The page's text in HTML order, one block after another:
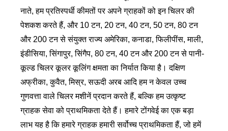
नाते, हम प्रतिस्पर्धी कीमतों पर अपने ग्राहकों को इन चिलर की
पेशकश करते हैं, और 10 टन, 20 टन, 40 टन, 50 टन, 80 टन
और 200 टन से संयुक्त राज्य अमेरिका, कनाडा, फिलीपींस, माली,
इंडीसिया, सिंगापुर, सिंगैप, 80 टन, 40 टन और 200 टन से पानी-
कूल्ड चिलर कूलर कूलिंग क्षमता का निर्यात किया है। दक्षिण
अफ्रीका, कुवैत, मिस्र, सऊदी अरब आदि हम न केवल उच्च
गुणवत्ता वाले चिलर मशीनें प्रदान करते हैं, बल्कि हम उत्कृष्ट
ग्राहक सेवा को प्राथमिकता देते हैं। हमारे टोंगवेई का एक बड़ा
लाभ यह है कि हमारे ग्राहक हमारी सर्वोच्च प्राथमिकता हैं, जो हमें